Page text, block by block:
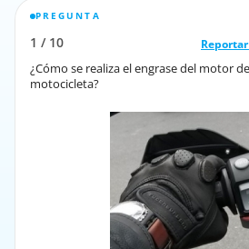
PREGUNTA
1 / 10
¿Cómo se realiza el engrase del motor
motocicleta?
Reportar la pregunta incorrecta
¿Cómo se realiza el engrase del motor